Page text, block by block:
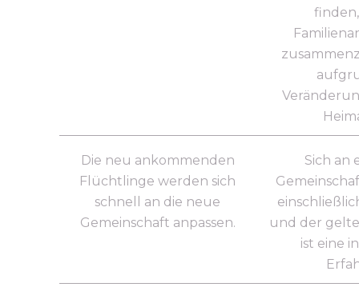
Die neu ankommenden
Flüchtlinge werden sich
schnell an die neue
Gemeinschaft anpassen.
Sich an
und der
ist eine